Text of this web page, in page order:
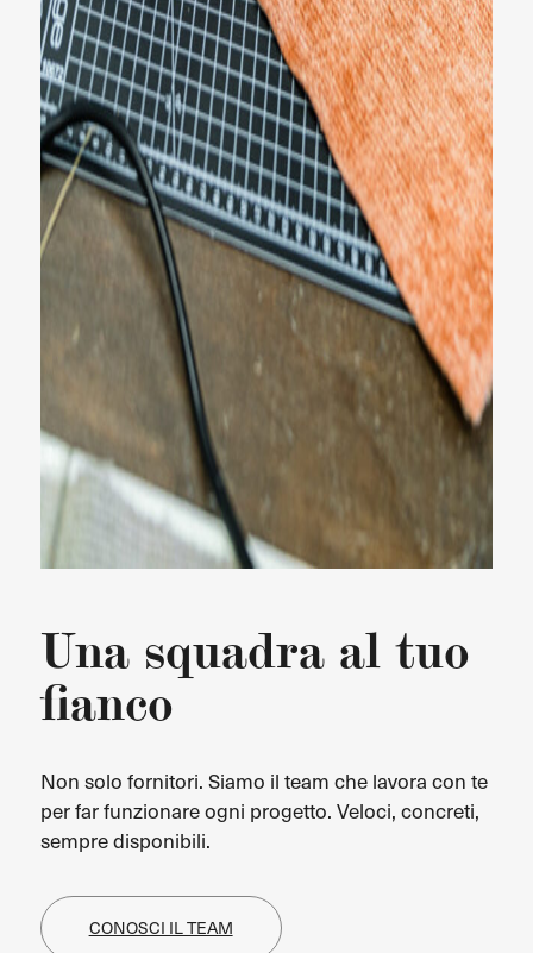
Una squadra al tuo
fianco
Non solo fornitori. Siamo il team che lavora con te
per far funzionare ogni progetto. Veloci, concreti,
sempre disponibili.
CONOSCI IL TEAM